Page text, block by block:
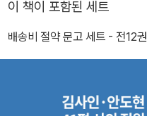
이 책이 포함된 세트
배송비 절약 문고 세트 - 전12권